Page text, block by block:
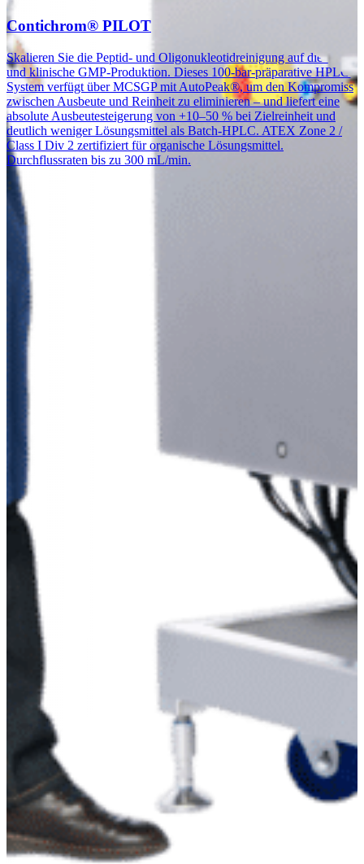
Contichrom® PILOT
Skalieren Sie die Peptid- und Oligonukleotidreinigung auf die Pilot-
und klinische GMP-Produktion. Dieses 100-bar-präparative HPLC-
System verfügt über MCSGP mit AutoPeak®, um den Kompromiss
zwischen Ausbeute und Reinheit zu eliminieren – und liefert eine
absolute Ausbeutesteigerung von +10–50 % bei Zielreinheit und
deutlich weniger Lösungsmittel als Batch-HPLC. ATEX Zone 2 /
Class I Div 2 zertifiziert für organische Lösungsmittel.
Durchflussraten bis zu 300 mL/min.